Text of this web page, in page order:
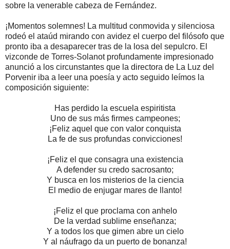
sobre la venerable cabeza de Fernández.
¡Momentos solemnes! La multitud conmovida y silenciosa
rodeó el ataúd mirando con avidez el cuerpo del filósofo que
pronto iba a desaparecer tras de la losa del sepulcro. El
vizconde de Torres-Solanot profundamente impresionado
anunció a los circunstantes que la directora de La Luz del
Porvenir iba a leer una poesía y acto seguido leímos la
composición siguiente:
Has perdido la escuela espiritista
Uno de sus más firmes campeones;
¡Feliz aquel que con valor conquista
La fe de sus profundas convicciones!
¡Feliz el que consagra una existencia
A defender su credo sacrosanto;
Y busca en los misterios de la ciencia
El medio de enjugar mares de llanto!
¡Feliz el que proclama con anhelo
De la verdad sublime enseñanza;
Y a todos los que gimen abre un cielo
Y al náufrago da un puerto de bonanza!